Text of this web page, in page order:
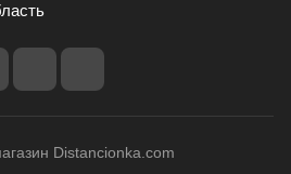
Distancionka.com